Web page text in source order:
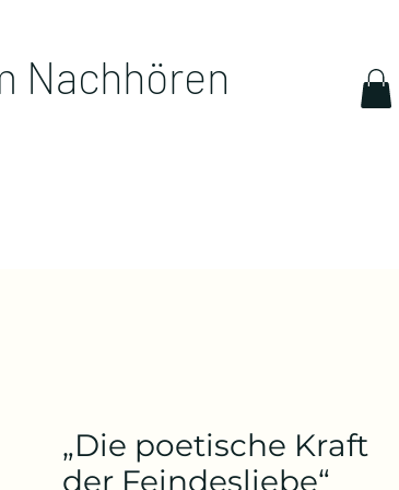
Nachhören
„Die poetische Kraft
der Feindesliebe“